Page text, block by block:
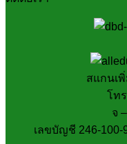
สแกนเ
โท
จ
เลขบัญชี 246-